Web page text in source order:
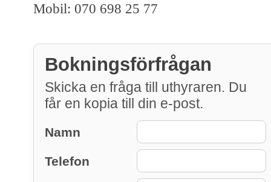
Mobil: 070 698 25 77
Bokningsförfrågan
Skicka en fråga till uthyraren. Du
får en kopia till din e-post.
Namn
Telefon